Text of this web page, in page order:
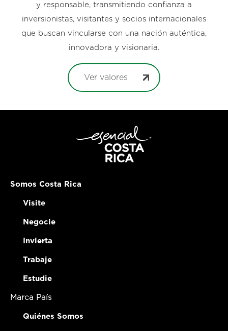
y responsable, transmitiendo confianza a
inversionistas, visitantes y socios internacionales
que buscan vincularse con una nación auténtica,
innovadora y visionaria.
Ver valores
Somos Costa Rica
Visite
Negocie
Invierta
Trabaje
Estudie
Marca País
Quiénes Somos